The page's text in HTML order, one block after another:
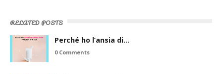
RELATED POSTS
Perché ho l’ansia di…
0 Comments